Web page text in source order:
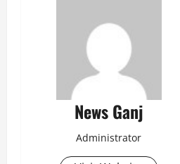
News Ganj
Administrator